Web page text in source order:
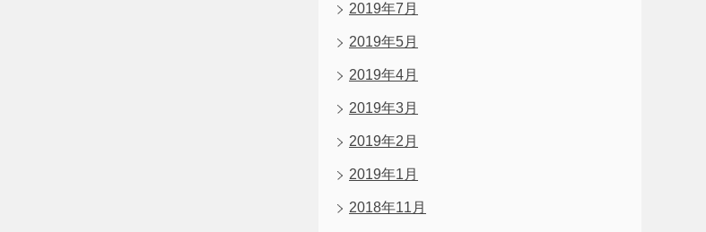
2019年7月
2019年5月
2019年4月
2019年3月
2019年2月
2019年1月
2018年11月